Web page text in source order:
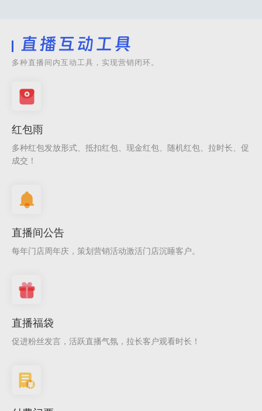
直播互动工具
多种直播间内互动工具，实现营销闭环。
红包雨
多种红包发放形式、抵扣红包、现金红包、随机红包、拉时长、促
成交！
直播间公告
每年门店周年庆，策划营销活动激活门店沉睡客户。
直播福袋
促进粉丝发言，活跃直播气氛，拉长客户观看时长！